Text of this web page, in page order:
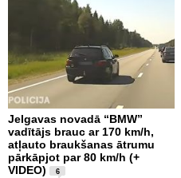
Jelgavas novadā “BMW”
vadītājs brauc ar 170 km/h,
atļauto braukšanas ātrumu
pārkāpjot par 80 km/h (+
VIDEO)
6